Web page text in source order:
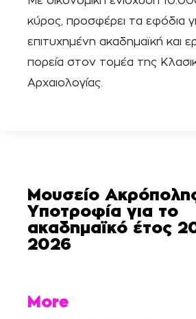
κύρος, προσφέρει τα εφόδια
επιτυχημένη ακαδημαϊκή και
πορεία στον τομέα της
Αρχαιολογίας.
Μουσείο
Υποτροφία για το
ακαδημαϊκό έτος
2026
More